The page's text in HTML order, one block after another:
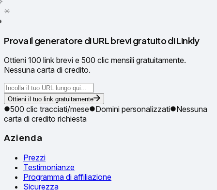
✳
Prova il generatore di URL brevi gratuito di Linkly
Ottieni 100 link brevi e 500 clic mensili gratuitamente.
Nessuna carta di credito.
Ottieni il tuo link gratuitamente
500 clic tracciati/mese Domini personalizzati
Nessuna
carta di credito richiesta
Azienda
Prezzi
Testimonianze
Programma di affiliazione
Sicurezza